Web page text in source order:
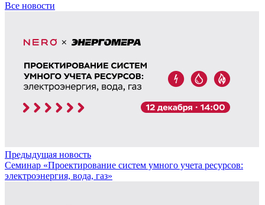
Все новости
Предыдущая новость
Семинар «Проектирование систем умного учета ресурсов:
электроэнергия, вода, газ»